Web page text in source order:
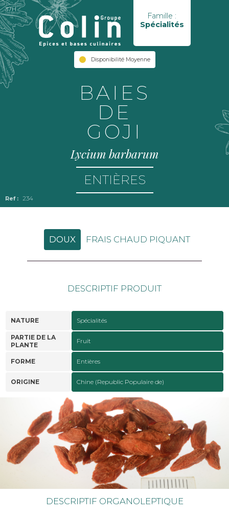
Famille :
Spécialités
Disponibilité Moyenne
37H
234
BAIES
DE
GOJI
Lycium barbarum
ENTIÈRES
DOUX FRAIS CHAUD PIQUANT
DESCRIPTIF PRODUIT
NATURE Spécialités
PARTIE DE LA
PLANTE
Fruit
FORME Entières
ORIGINE Chine (Republic Populaire de)
DESCRIPTIF ORGANOLEPTIQUE